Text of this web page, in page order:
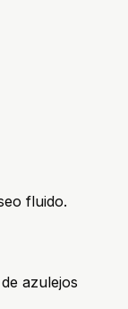
fluido.
azulejos